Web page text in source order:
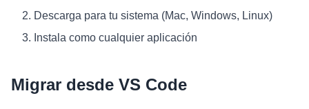
Descarga para tu sistema (Mac, Windows, Linux)
Instala como cualquier aplicación
Migrar desde VS Code